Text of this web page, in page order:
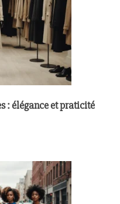
: élégance et praticité